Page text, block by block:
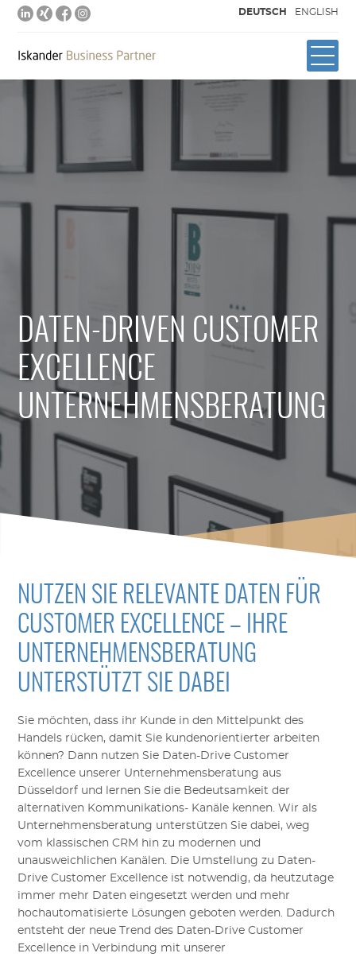
DEUTSCH ENGLISH
DATEN-DRIVEN CUSTOMER
EXCELLENCE
UNTERNEHMENSBERATUNG
NUTZEN SIE RELEVANTE DATEN FÜR
CUSTOMER EXCELLENCE – IHRE
UNTERNEHMENSBERATUNG
UNTERSTÜTZT SIE DABEI
Sie möchten, dass ihr Kunde in den Mittelpunkt des
Handels rücken, damit Sie kundenorientierter arbeiten
können? Dann nutzen Sie Daten-Drive Customer
Excellence unserer Unternehmensberatung aus
Düsseldorf und lernen Sie die Bedeutsamkeit der
alternativen Kommunikations- Kanäle kennen. Wir als
Unternehmensberatung unterstützen Sie dabei, weg
vom klassischen CRM hin zu modernen und
unausweichlichen Kanälen. Die Umstellung zu Daten-
Drive Customer Excellence ist notwendig, da heutzutage
immer mehr Daten eingesetzt werden und mehr
hochautomatisierte Lösungen geboten werden. Dadurch
entsteht der neue Trend des Daten-Drive Customer
Excellence in Verbindung mit unserer